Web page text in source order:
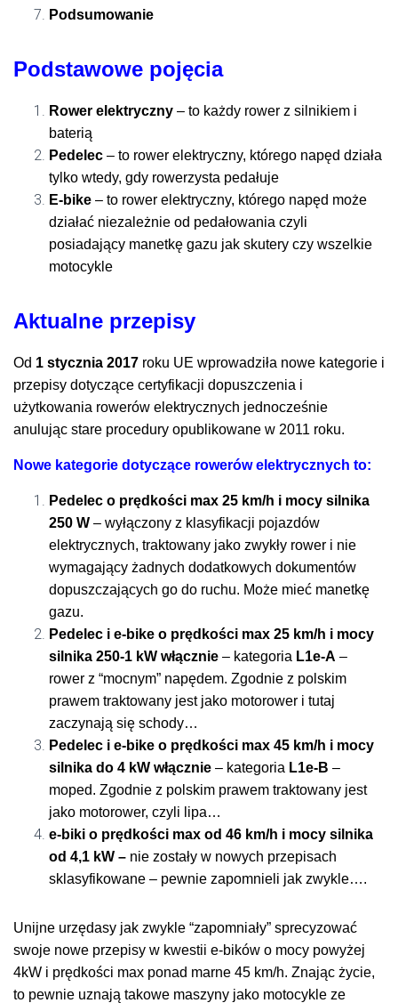
Podsumowanie
Podstawowe pojęcia
Rower elektryczny – to każdy rower z silnikiem i
baterią
Pedelec – to rower elektryczny, którego napęd działa
tylko wtedy, gdy rowerzysta pedałuje
E-bike – to rower elektryczny, którego napęd może
działać niezależnie od pedałowania czyli
posiadający manetkę gazu jak skutery czy wszelkie
motocykle
Aktualne przepisy
Od 1 stycznia 2017 roku UE wprowadziła nowe kategorie i
przepisy dotyczące certyfikacji dopuszczenia i
użytkowania rowerów elektrycznych jednocześnie
anulując stare procedury opublikowane w 2011 roku.
Nowe kategorie dotyczące rowerów elektrycznych to:
Pedelec o prędkości max 25 km/h i mocy silnika
250 W – wyłączony z klasyfikacji pojazdów
elektrycznych, traktowany jako zwykły rower i nie
wymagający żadnych dodatkowych dokumentów
dopuszczających go do ruchu. Może mieć manetkę
gazu.
Pedelec i e-bike o prędkości max 25 km/h i mocy
silnika 250-1 kW włącznie – kategoria L1e-A –
rower z “mocnym” napędem. Zgodnie z polskim
prawem traktowany jest jako motorower i tutaj
zaczynają się schody…
Pedelec i e-bike o prędkości max 45 km/h i mocy
silnika do 4 kW włącznie – kategoria L1e-B –
moped. Zgodnie z polskim prawem traktowany jest
jako motorower, czyli lipa…
e-biki o prędkości max od 46 km/h i mocy silnika
od 4,1 kW – nie zostały w nowych przepisach
sklasyfikowane – pewnie zapomnieli jak zwykle….
Unijne urzędasy jak zwykle “zapomniały” sprecyzować
swoje nowe przepisy w kwestii e-bików o mocy powyżej
4kW i prędkości max ponad marne 45 km/h. Znając życie,
to pewnie uznają takowe maszyny jako motocykle ze